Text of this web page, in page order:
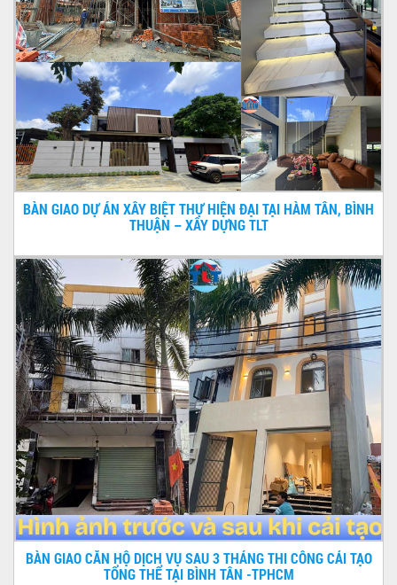
BÀN GIAO DỰ ÁN XÂY BIỆT THỰ HIỆN ĐẠI TẠI HÀM TÂN, BÌNH
THUẬN – XÂY DỰNG TLT
BÀN GIAO CĂN HỘ DỊCH VỤ SAU 3 THÁNG THI CÔNG CẢI TẠO
TỔNG THỂ TẠI BÌNH TÂN -TPHCM